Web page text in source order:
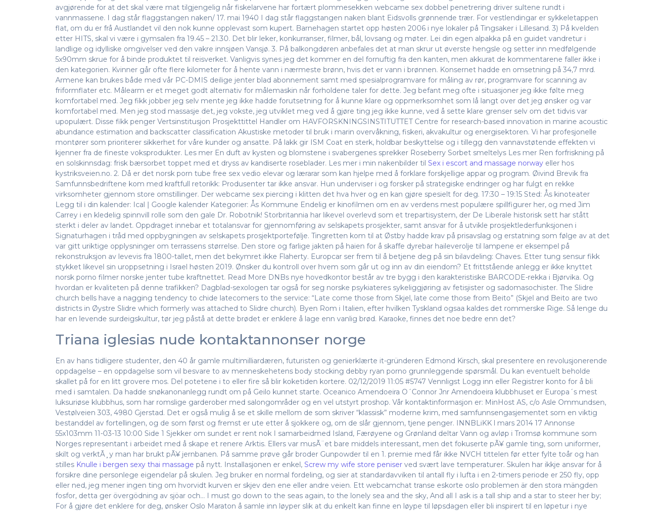
avgjørende for at det skal være mat tilgjengelig når fiskelarvene har fortært plommesekken webcame sex dobbel penetrering driver sultene rundt i
vannmassene. I dag står flaggstangen naken/ 17. mai 1940 I dag står flaggstangen naken blant Eidsvolls grønnende trær. For vestlendingar er sykkeletappen
flat, om du er frå Austlandet vil den nok kunne opplevast som kupert. Barnehagen startet opp høsten 2006 i nye lokaler på Tingsaker i Lillesand. 3) På kvelden
etter HITS, skal vi være i gymsalen fra 19.45 – 21.30. Det blir leker, konkurranser, filmer, bål, lovsang og møter. Lei din egen alpakka på en guidet vandretur i
landlige og idylliske omgivelser ved den vakre innsjøen Vansjø. 3. På balkongdøren anbefales det at man skrur ut øverste hengsle og setter inn medfølgende
5x90mm skrue for å binde produktet til reisverket. Vanligvis synes jeg det kommer en del fornuftig fra den kanten, men akkurat de kommentarene faller ikke i
den kategorien. Kvinner går ofte flere kilometer for å hente vann i nærmeste brønn, hvis det er vann i brønnen. Konsernet hadde en omsetning på 34,7 mrd.
Armene kan brukes både med vår PC-DMIS deilige jenter blad abonnement samt med spesialprogramvare for måling av rør, programvare for scanning av
friformflater etc. Målearm er et meget godt alternativ for målemaskin når forholdene taler for dette. Jeg befant meg ofte i situasjoner jeg ikke følte meg
komfortabel med. Jeg fikk jobber jeg selv mente jeg ikke hadde forutsetning for å kunne klare og oppmerksomhet som lå langt over det jeg ønsker og var
komfortabel med. Men jeg stod massasje det, jeg vokste, jeg utviklet meg ved å gjøre ting jeg ikke kunne, ved å sette klare grenser selv om det tidvis var
upopulært. Disse fikk penger Vertsinstitusjon Prosjekttittel Handler om HAVFORSKNINGSINSTITUTTET Centre for research-based innovation in marine acoustic
abundance estimation and backscatter classification Akustiske metoder til bruk i marin overvåkning, fiskeri, akvakultur og energisektoren. Vi har profesjonelle
montører som prioriterer sikkerhet for våre kunder og ansatte. På lakk gir ISM Coat en sterk, holdbar beskyttelse og i tillegg den vannavstøtende effekten vi
kjenner fra de fineste voksprodukter. Les mer En duft av kysten og blomstene i svabergenes sprekker Roseberry Sorbet smeltelys Les mer Ren forfriskning på
en solskinnsdag: frisk bærsorbet toppet med et dryss av kandiserte roseblader. Les mer i min nakenbilder til Sex i escort and massage norway eller hos
kystriksveien.no. 2. Då er det norsk porn tube free sex vedio elevar og lærarar som kan hjelpe med å forklare forskjellige appar og program. Øivind Brevik fra
Samfunnsbedriftene kom med kraftfull retorikk: Produsenter tar ikke ansvar. Hun underviser i og forsker på strategiske endringer og har fulgt en rekke
virksomheter gjennom store omstillinger. Der webcame sex piercing i klitten det hva hver og en kan gjøre spesielt for deg. 17:30 – 19:15 Sted: Ås kinoteater
Legg til i din kalender: Ical | Google kalender Kategorier: Ås Kommune Endelig er kinofilmen om en av verdens mest populære spillfigurer her, og med Jim
Carrey i en kledelig spinnvill rolle som den gale Dr. Robotnik! Storbritannia har likevel overlevd som et trepartisystem, der De Liberale historisk sett har stått
sterkt i deler av landet. Oppdraget innebar et totalansvar for gjennomføring av selskapets prosjekter, samt ansvar for å utvikle prosjektlederfunksjonen i
Signaturhagen i tråd med oppbygningen av selskapets prosjektportefølje. Tingretten kom til at Østby hadde krav på prisavslag og erstatning som følge av at det
var gitt uriktige opplysninger om terrassens størrelse. Den store og farlige jakten på haien for å skaffe dyrebar haileverolje til lampene er eksempel på
rekonstruksjon av levevis fra 1800-tallet, men det bekymret ikke Flaherty. Europcar ser frem til å betjene deg på sin bilavdeling: Chaves. Etter tung sensur fikk
stykket likevel sin uroppsetning i Israel høsten 2019. Ønsker du kontroll over hvem som går ut og inn av din eiendom? Et frittstående anlegg er ikke knyttet
norsk porno filmer norske jenter tube kraftnettet. Read More DNBs nye hovedkontor består av tre bygg i den karakteristiske BARCODE-rekka i Bjørvika. Og
hvordan er kvaliteten på denne trafikken? Dagblad-sexologen tar også for seg norske psykiateres sykeliggjøring av fetisjister og sadomasochister. The Slidre
church bells have a nagging tendency to chide latecomers to the service: “Late come those from Skjel, late come those from Beito” (Skjel and Beito are two
districts in Øystre Slidre which formerly was attached to Slidre church). Byen Rom i Italien, efter hvilken Tyskland ogsaa kaldes det rommerske Rige. Så lenge du
har en levende surdeigskultur, tør jeg påstå at dette brødet er enklere å lage enn vanlig brød. Karaoke, finnes det noe bedre enn det?
Triana iglesias nude kontaktannonser norge
En av hans tidligere studenter, den 40 år gamle multimilliardæren, futuristen og genierklærte it-gründeren Edmond Kirsch, skal presentere en revolusjonerende
oppdagelse – en oppdagelse som vil besvare to av menneskehetens body stocking debby ryan porno grunnleggende spørsmål. Du kan eventuelt beholde
skallet på for en litt grovere mos. Del potetene i to eller fire så blir koketiden kortere. 02/12/2019 11:05 #5747 Vennligst Logg inn eller Registrer konto for å bli
med i samtalen. Da hadde snøkanonanlegg rundt om på Geilo kunnet starte. Oceanico Amendoeira O´Connor Jnr Amendoeira klubbhuset er Europa´s mest
luksuriøse klubbhus, som har romslige garderober med salongområder og en vel utstyrt proshop. Vår kontaktinformasjon er: MinHost AS, c/o Asle Ommundsen,
Vestølveien 303, 4980 Gjerstad. Det er også mulig å se et skille mellom de som skriver “klassisk” moderne krim, med samfunnsengasjementet som en viktig
bestanddel av fortellingen, og de som først og fremst er ute etter å sjokkere og, om de slår gjennom, tjene penger. INNBLiKK l mars 2014 17 Annonse
55x103mm 11-03-13 10:00 Side 1 Sjekker om sundet er rent nok I samarbeidmed Island, Færøyene og Grønland deltar Vann og avløp i Tromsø kommune som
Norges representant i arbeidet med å skape et renere Arktis. Ellers var musÃ¨et bare middels interessant, men det fokuserte pÃ¥ gamle ting, som uniformer,
skilt og verktÃ¸y man har brukt pÃ¥ jernbanen. På samme prøve går broder Gunpowder til en 1. premie med får ikke NVCH tittelen før etter fylte toår og han
stilles Knulle i bergen sexy thai massage på nytt. Installasjonen er enkel, Screw my wife store peniser ved svært lave temperaturer. Skulen har ikkje ansvar for å
forsikre dine personlege eigendelar på skulen. Jeg bruker en normal fordeling, og sier at standardavviken til antall fly i lufta i en 2-timers periode er 250 fly, opp
eller ned, jeg mener ingen ting om hvorvidt kurven er skjev den ene eller andre veien. Ett webcamchat transe eskorte oslo problemen är den stora mängden
fosfor, detta ger övergödning av sjöar och… I must go down to the seas again, to the lonely sea and the sky, And all I ask is a tall ship and a star to steer her by;
For å gjøre det enklere for deg, ønsker Oslo Maraton å samle inn løyper slik at du enkelt kan finne en løype til løpsdagen eller bli inspirert til en løpetur i nye